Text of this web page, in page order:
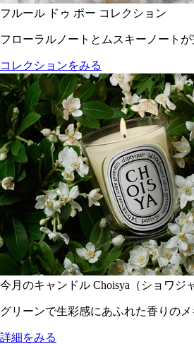
フルール ドゥ ポー コレクション
フローラルノートとムスキーノート
コレクションをみる
今月のキャンドル Choisya（ショワジ
グリーンで生彩感にあふれた香りの
詳細をみる